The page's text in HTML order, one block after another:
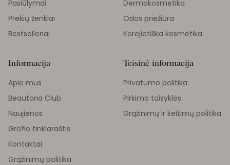
Pasiūlymai
Prekių ženklai
Bestselleriai
Dermokosmetika
Odos priežiūra
Korejietiška kosmetika
Informacija
Apie mus
Beautoria Club
Naujienos
Grožio tinklaraštis
Kontaktai
Grąžinimų politika
Teisinė informacija
Privatumo politika
Pirkimo taisyklės
Grąžinimų ir keitimų politika